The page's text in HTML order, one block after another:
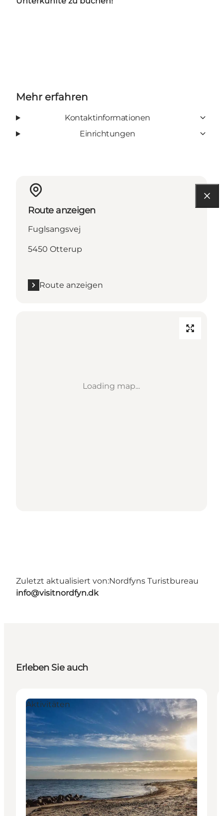
Mehr erfahren
Kontaktinformationen
Einrichtungen
Route anzeigen
Fuglsangsvej
5450 Otterup
Route anzeigen
Loading map...
Zuletzt aktualisiert von:Nordfyns Turistbureau
info@visitnordfyn.dk
Erleben Sie auch
Aktivitäten